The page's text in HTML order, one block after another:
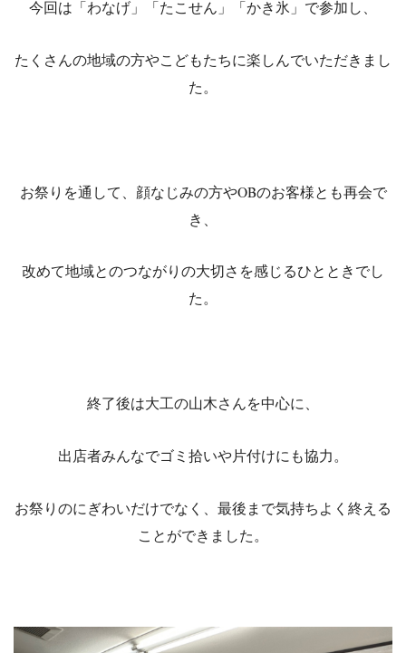
今回は「わなげ」「たこせん」「かき氷」で参加し、
たくさんの地域の方やこどもたちに楽しんでいただきまし
た。
お祭りを通して、顔なじみの方やOBのお客様とも再会で
き、
改めて地域とのつながりの大切さを感じるひとときでし
た。
終了後は大工の山木さんを中心に、
出店者みんなでゴミ拾いや片付けにも協力。
お祭りのにぎわいだけでなく、最後まで気持ちよく終える
ことができました。